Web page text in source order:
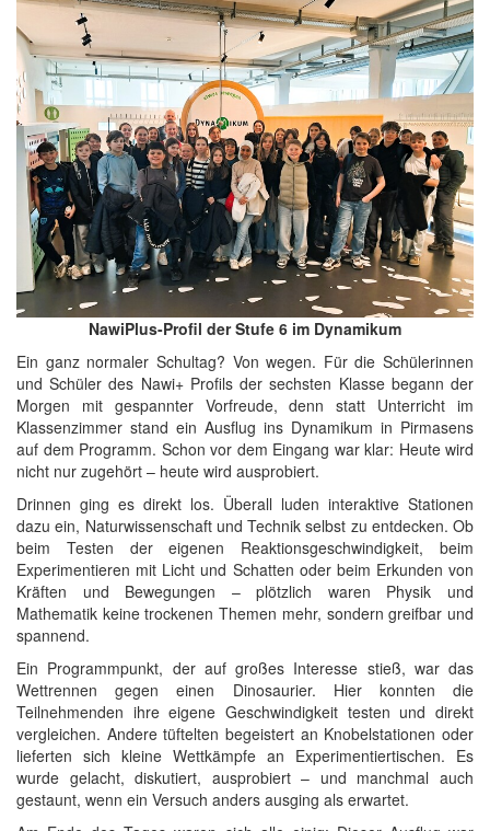
NawiPlus-Profil der Stufe 6 im Dynamikum
Ein ganz normaler Schultag? Von wegen. Für die Schülerinnen
und Schüler des Nawi+ Profils der sechsten Klasse begann der
Morgen mit gespannter Vorfreude, denn statt Unterricht im
Klassenzimmer stand ein Ausflug ins Dynamikum in Pirmasens
auf dem Programm. Schon vor dem Eingang war klar: Heute wird
nicht nur zugehört – heute wird ausprobiert.
Drinnen ging es direkt los. Überall luden interaktive Stationen
dazu ein, Naturwissenschaft und Technik selbst zu entdecken. Ob
beim Testen der eigenen Reaktionsgeschwindigkeit, beim
Experimentieren mit Licht und Schatten oder beim Erkunden von
Kräften und Bewegungen – plötzlich waren Physik und
Mathematik keine trockenen Themen mehr, sondern greifbar und
spannend.
Ein Programmpunkt, der auf großes Interesse stieß, war das
Wettrennen gegen einen Dinosaurier. Hier konnten die
Teilnehmenden ihre eigene Geschwindigkeit testen und direkt
vergleichen. Andere tüftelten begeistert an Knobelstationen oder
lieferten sich kleine Wettkämpfe an Experimentiertischen. Es
wurde gelacht, diskutiert, ausprobiert – und manchmal auch
gestaunt, wenn ein Versuch anders ausging als erwartet.